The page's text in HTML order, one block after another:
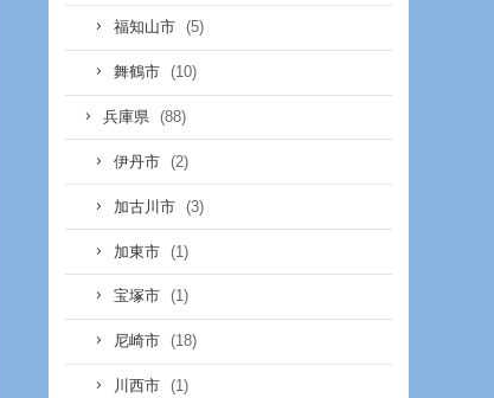
福知山市 (5)
舞鶴市 (10)
兵庫県 (88)
伊丹市 (2)
加古川市 (3)
加東市 (1)
宝塚市 (1)
尼崎市 (18)
川西市 (1)